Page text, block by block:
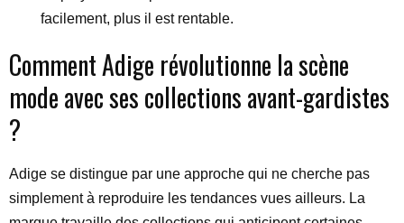
facilement, plus il est rentable.
Comment Adige révolutionne la scène
mode avec ses collections avant-gardistes
?
Adige se distingue par une approche qui ne cherche pas
simplement à reproduire les tendances vues ailleurs. La